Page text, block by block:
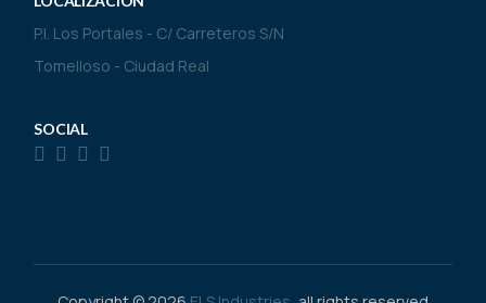
P.I. Los Portales - C/ Carreteros S/N
Tomelloso - Ciudad Real
SOCIAL